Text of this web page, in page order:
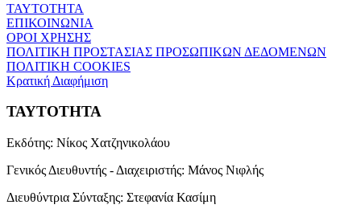
ΤΑΥΤΟΤΗΤΑ
ΕΠΙΚΟΙΝΩΝΙΑ
ΟΡΟΙ ΧΡΗΣΗΣ
ΠΟΛΙΤΙΚΗ ΠΡΟΣΤΑΣΙΑΣ ΠΡΟΣΩΠΙΚΩΝ ΔΕΔΟΜΕΝΩΝ
ΠΟΛΙΤΙΚΗ COOKIES
Κρατική Διαφήμιση
ΤΑΥΤΟΤΗΤΑ
Εκδότης: Νίκος Χατζηνικολάου
Γενικός Διευθυντής - Διαχειριστής: Μάνος Νιφλής
Διευθύντρια Σύνταξης: Στεφανία Κασίμη